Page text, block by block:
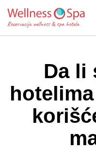
Da li